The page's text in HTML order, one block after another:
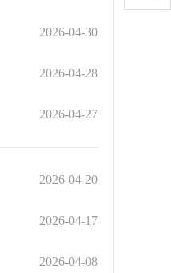
2026-04-30
2026-04-28
2026-04-27
2026-04-20
2026-04-17
2026-04-08